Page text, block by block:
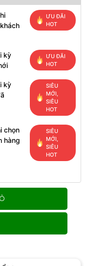
ƯU ĐÃI
HOT
kỳ
ƯU ĐÃI
HOT
kỳ
SIÊU
MỚI,
SIÊU
HOT
chọn
hàng
SIÊU
MỚI,
SIÊU
HOT